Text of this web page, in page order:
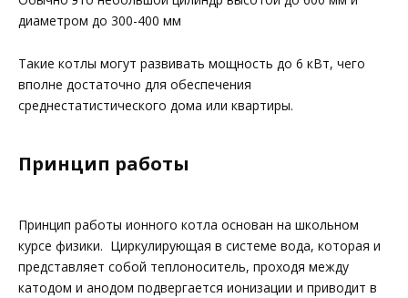
диаметром до 300-400 мм
Такие котлы могут развивать мощность до 6 кВт, чего
вполне достаточно для обеспечения
среднестатистического дома или квартиры.
Принцип работы
Принцип работы ионного котла основан на школьном
курсе физики. Циркулирующая в системе вода, которая и
представляет собой теплоноситель, проходя между
катодом и анодом подвергается ионизации и приводит в